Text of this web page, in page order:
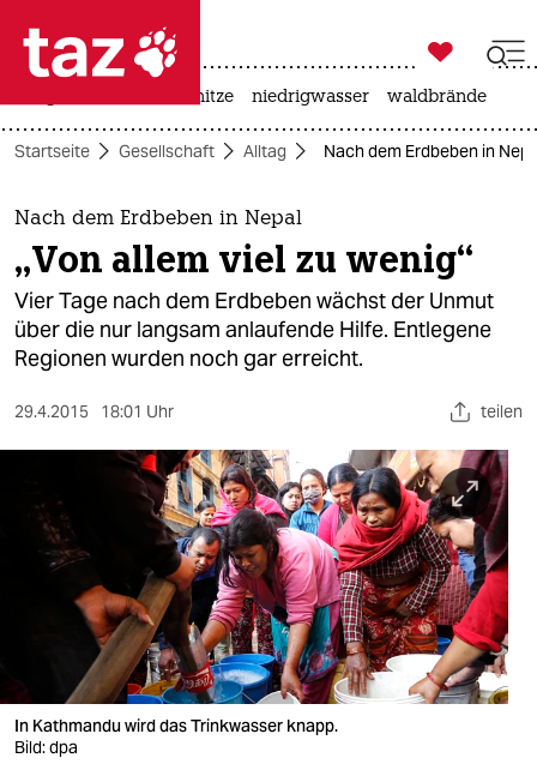
 taz zahl ich
taz zahl ich
themen
politik
öko
gesellschaft
berlin
wahrheit
verlag
verlag

taz zahl ich
hitze niedrigwasser waldbrände
Startseite Gesellschaft Alltag Nach dem Erdbeben in
Nach dem Erdbeben in Nepal
„Von allem viel zu wenig“
Vier Tage nach dem Erdbeben wächst der Unmut
über die nur langsam anlaufende Hilfe. Entlegene
Regionen wurden noch gar erreicht.
29.4.2015 18:01 Uhr teilen
In Kathmandu wird das Trinkwasser knapp.
Bild: dpa